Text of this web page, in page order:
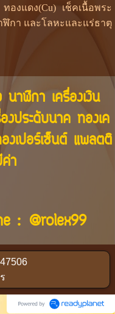
องแดง(Cu) เช็คเนื้อพระ
ฬิกา และโลหะและแร่ธาตุ
าฬิกา เครื่องเงิน
งประดับนาค ทองเค
งเปอร์เซ็นต์ แพลตติ
า
: @rolex99